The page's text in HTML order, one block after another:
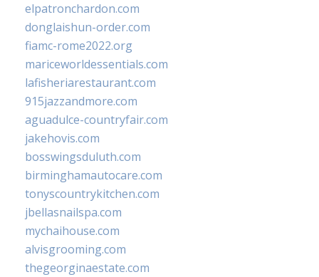
elpatronchardon.com
donglaishun-order.com
fiamc-rome2022.org
mariceworldessentials.com
lafisheriarestaurant.com
915jazzandmore.com
aguadulce-countryfair.com
jakehovis.com
bosswingsduluth.com
birminghamautocare.com
tonyscountrykitchen.com
jbellasnailspa.com
mychaihouse.com
alvisgrooming.com
thegeorginaestate.com